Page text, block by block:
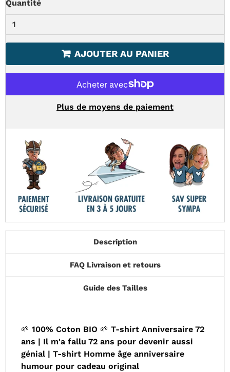
Quantité
AJOUTER AU PANIER
Plus de moyens de paiement
Description
FAQ Livraison et retours
Guide des Tailles
🌱 100% Coton BIO 🌱 T-shirt Anniversaire 72
ans | Il m'a fallu 72 ans pour devenir aussi
génial | T-shirt Homme âge anniversaire
humour pour cadeau original